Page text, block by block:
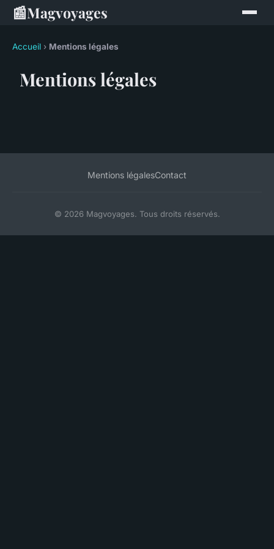
📰Magvoyages
Accueil › Mentions légales
Mentions légales
Mentions légalesContact
© 2026 Magvoyages. Tous droits réservés.